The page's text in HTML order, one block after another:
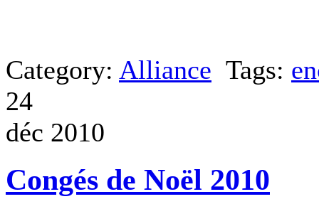
Category: Alliance Tags:
24
déc 2010
Congés de Noël 2010